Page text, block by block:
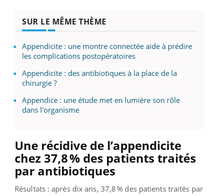
SUR LE MÊME THÈME
Appendicite : une montre connectée aide à prédire
les complications postopératoires
Appendicite : des antibiotiques à la place de la
chirurgie ?
Appendice : une étude met en lumière son rôle
dans l'organisme
Une récidive de l’appendicite
chez 37,8 % des patients traités
par antibiotiques
Résultats : après dix ans, 37,8 % des patients traités par